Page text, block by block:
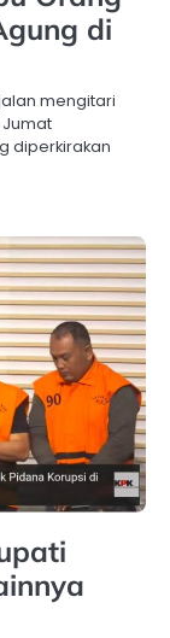
di
mengitari
Jumat
diperkirakan